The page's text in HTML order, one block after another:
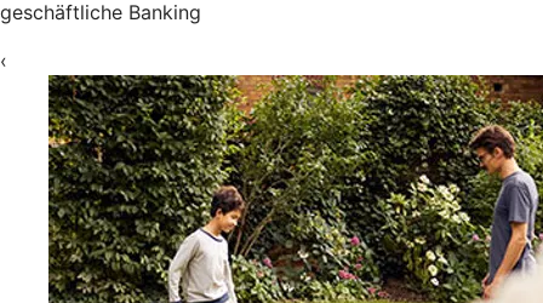
geschäftliche Banking
‹